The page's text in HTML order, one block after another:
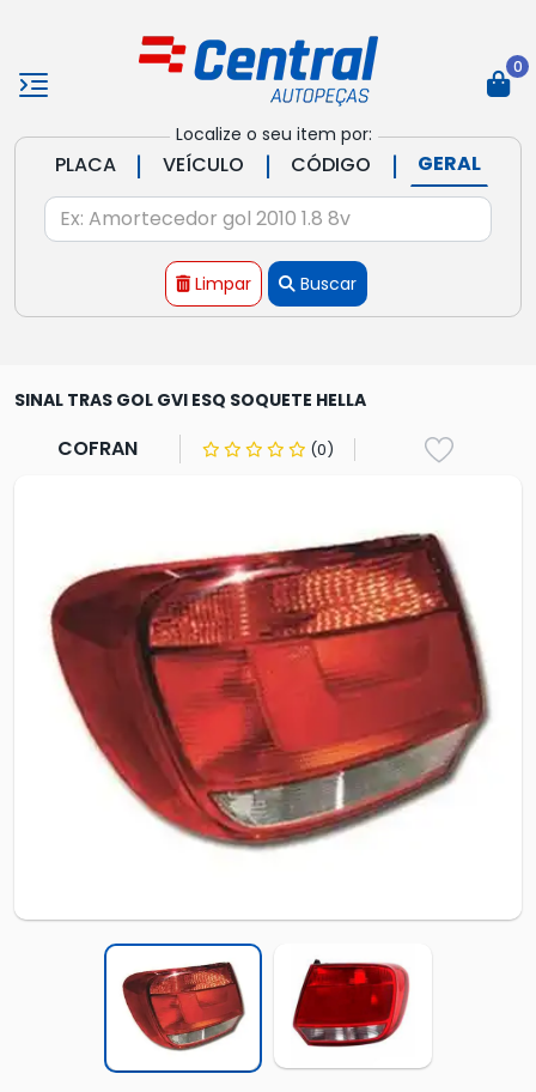
Localize o seu item por:
PLACA | VEÍCULO | CÓDIGO | GERAL
Limpar Buscar
0
SINAL TRAS GOL GVI ESQ SOQUETE HELLA
COFRAN (0)